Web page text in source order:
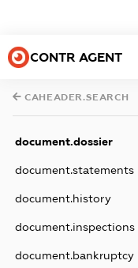
CONTR AGENT
CAHEADER.SEARCH
document.dossier
document.statements
document.history
document.inspections
document.bankruptcy